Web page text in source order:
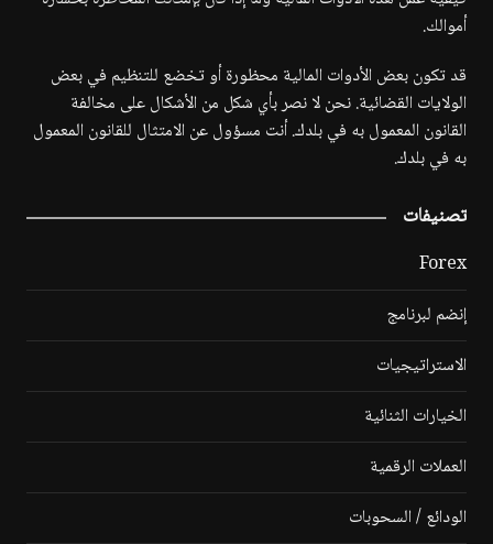
أموالك.
قد تكون بعض الأدوات المالية محظورة أو تخضع للتنظيم في بعض
الولايات القضائية. نحن لا نصر بأي شكل من الأشكال على مخالفة
القانون المعمول به في بلدك. أنت مسؤول عن الامتثال للقانون المعمول
به في بلدك.
تصنيفات
Forex
إنضم لبرنامج
الاستراتيجيات
الخيارات الثنائية
العملات الرقمية
الودائع / السحوبات